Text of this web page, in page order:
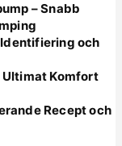
– Snabb
och
Komfort
Recept och